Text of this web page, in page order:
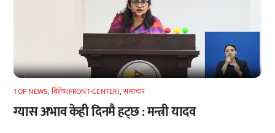
TOP NEWS, विशेष(FRONT-CENTER),समाचार
ग्यास अभाव केही दिनमै हट्छ : मन्त्री यादव